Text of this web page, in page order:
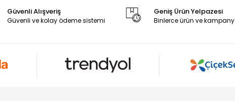
Güvenli Alışveriş
Güvenli ve kolay ödeme sistemi
Geniş Ürün Yelpazesi
Binlerce ürün ve